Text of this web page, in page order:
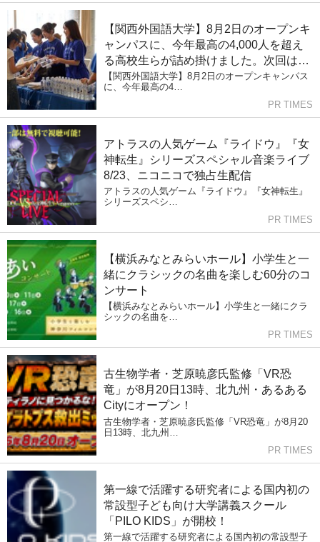
【関西外国語大学】8月2日のオープンキ
ャンパスに、今年最高の4,000人を超え
る高校生らが詰め掛けました。次回は
2026年最後、8月22日（土）に開催しま
す
【関西外国語大学】8月2日のオープンキャンパス
に、今年最高の4…
PR TIMES
アトラスの人気ゲーム『ライドウ』『女
神転生』シリーズスペシャル音楽ライブ
8/23、ニコニコで独占生配信
アトラスの人気ゲーム『ライドウ』『女神転生』
シリーズスペシ…
PR TIMES
【横浜みなとみらいホール】小学生と一
緒にクラシックの名曲を楽しむ60分のコ
ンサート
【横浜みなとみらいホール】小学生と一緒にクラ
シックの名曲を…
PR TIMES
古生物学者・芝原暁彦氏監修「VR恐
竜」が8月20日13時、北九州・あるある
Cityにオープン！
古生物学者・芝原暁彦氏監修「VR恐竜」が8月20
日13時、北九州…
PR TIMES
第一線で活躍する研究者による国内初の
常設型子ども向け大学講義スクール
「PILO KIDS」が開校！
第一線で活躍する研究者による国内初の常設型子